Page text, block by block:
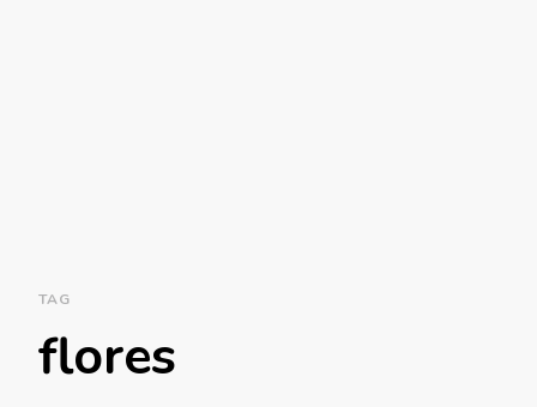
TAG
flores